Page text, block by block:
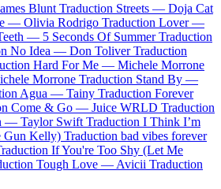
Blunt Traduction Streets — Doja Cat
— Olivia Rodrigo Traduction Lover —
— 5 Seconds Of Summer Traduction
No Idea — Don Toliver Traduction
Hard For Me — Michele Morrone
Morrone Traduction Stand By —
Agua — Tainy Traduction Forever
Come & Go — Juice WRLD Traduction
— Taylor Swift Traduction I Think I’m
Gun Kelly) Traduction bad vibes forever
If You're Too Shy (Let Me
Tough Love — Avicii Traduction